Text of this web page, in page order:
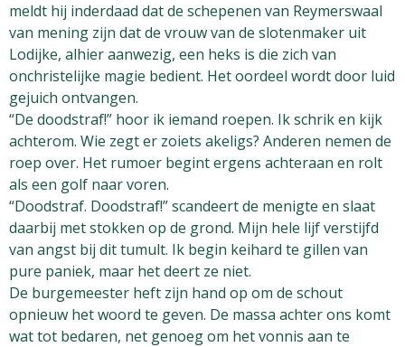
meldt hij inderdaad dat de schepenen van Reymerswaal
van mening zijn dat de vrouw van de slotenmaker uit
Lodijke, alhier aanwezig, een heks is die zich van
onchristelijke magie bedient. Het oordeel wordt door luid
gejuich ontvangen.
“De doodstraf!” hoor ik iemand roepen. Ik schrik en kijk
achterom. Wie zegt er zoiets akeligs? Anderen nemen de
roep over. Het rumoer begint ergens achteraan en rolt
als een golf naar voren.
“Doodstraf. Doodstraf!” scandeert de menigte en slaat
daarbij met stokken op de grond. Mijn hele lijf verstijfd
van angst bij dit tumult. Ik begin keihard te gillen van
pure paniek, maar het deert ze niet.
De burgemeester heft zijn hand op om de schout
opnieuw het woord te geven. De massa achter ons komt
wat tot bedaren, net genoeg om het vonnis aan te